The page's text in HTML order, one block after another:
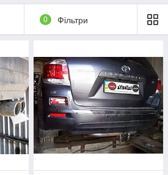
на двох болтах.
доступну ціну і найвищі
показники.
0 Фільтри